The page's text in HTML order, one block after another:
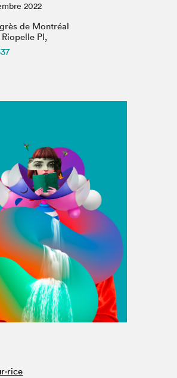
2022
de Montréal
Riopelle Pl,